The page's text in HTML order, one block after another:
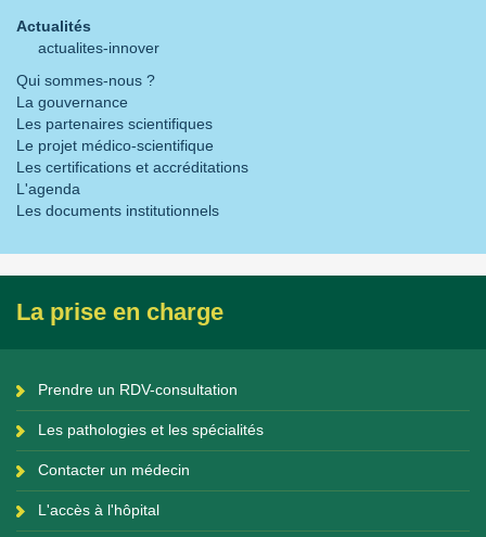
Actualités
actualites-innover
Qui sommes-nous ?
La gouvernance
Les partenaires scientifiques
Le projet médico-scientifique
Les certifications et accréditations
L'agenda
Les documents institutionnels
La prise en charge
Prendre un RDV-consultation
Les pathologies et les spécialités
Contacter un médecin
L'accès à l'hôpital